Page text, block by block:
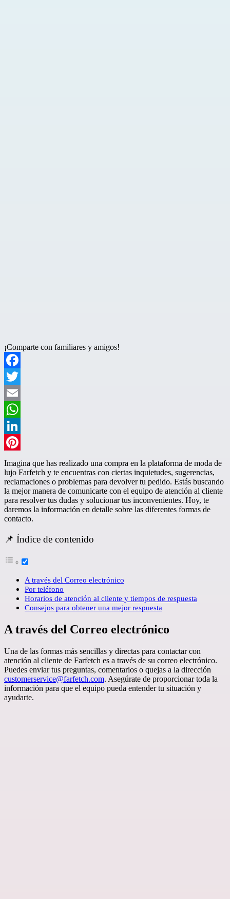
¡Comparte con familiares y amigos!
Facebook
Twitter
Email
WhatsApp
LinkedIn
Pinterest
Imagina que has realizado una compra en la plataforma de moda de
lujo Farfetch y te encuentras con ciertas inquietudes, sugerencias,
reclamaciones o problemas para devolver tu pedido. Estás buscando
la mejor manera de comunicarte con el equipo de atención al cliente
para resolver tus dudas y solucionar tus inconvenientes. Hoy, te
daremos la información en detalle sobre las diferentes formas de
contacto.
📌 Índice de contenido
A través del Correo electrónico
Por teléfono
Horarios de atención al cliente y tiempos de respuesta
Consejos para obtener una mejor respuesta
A través del Correo electrónico
Una de las formas más sencillas y directas para contactar con
atención al cliente de Farfetch es a través de su correo electrónico.
Puedes enviar tus preguntas, comentarios o quejas a la dirección
customerservice@farfetch.com. Asegúrate de proporcionar toda la
información para que el equipo pueda entender tu situación y
ayudarte.